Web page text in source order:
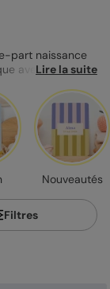
part naissance
avec un faire-
choix, nous
designs
Laissez-vous
annoncer la
Lire la suite
Nouveautés
Filtres